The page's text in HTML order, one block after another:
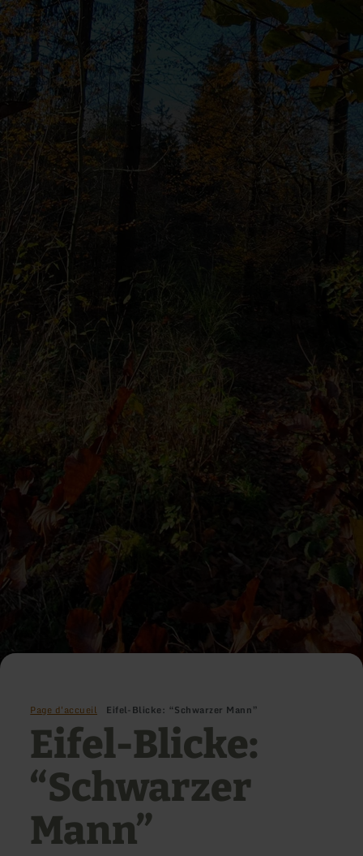
Page d'accueil Eifel-Blicke: “Schwarzer Mann”
Eifel-Blicke:
“Schwarzer
Mann”